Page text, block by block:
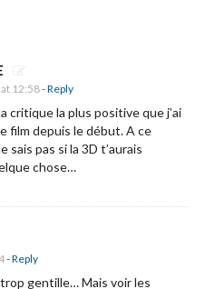
12:58- Reply
critique la plus positive que j’ai
film depuis le début. A ce
sais pas si la 3D t’aurais
chose…
- Reply
gentille… Mais voir les